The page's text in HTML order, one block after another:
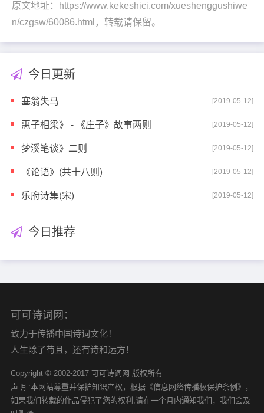
原文地址：https://www.kekeshici.com/xueshenggushiwe
n/czgsw/60086.html，转载请保留。
今日更新
塞翁失马 [2019-05-12]
惠子相梁》 - 《庄子》故事两则 [2019-05-12]
梦溪笔谈》二则 [2019-05-12]
《论语》(共十八则) [2019-05-12]
乐府诗集(宋) [2019-05-12]
今日推荐
可可诗词网：
致力于传播中国诗词文化！
人生除了苟且，还有诗和远方！
Copyright © 2002-2017 可可诗词网 版权所有
声明 :本网站尊重并保护知识产权，根据《信息网络传播权保护条例》，
如果我们转载的作品侵犯了您的权利,请在一个月内通知我们，我们会及